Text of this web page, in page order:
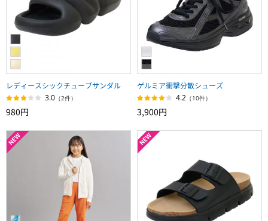
レディースシックチューブサンダル
3.0 （2件）
980円
ゲルミア衝撃分散シューズ
4.2 （10件）
3,900円